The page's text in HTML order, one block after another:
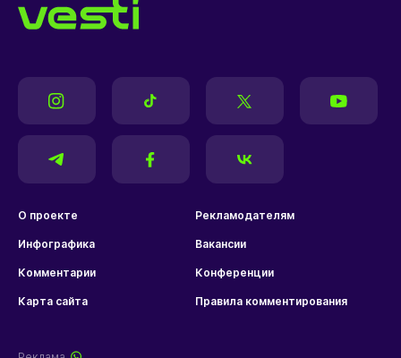
О проекте Рекламодателям
Инфографика Вакансии
Комментарии Конференции
Карта сайта Правила комментирования